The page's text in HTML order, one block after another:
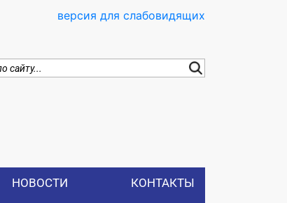
версия для слабовидящих
НОВОСТИ КОНТАКТЫ